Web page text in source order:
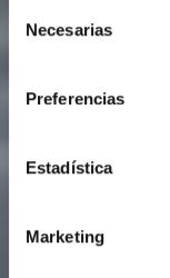
Necesarias
Preferencias
Estadística
Marketing